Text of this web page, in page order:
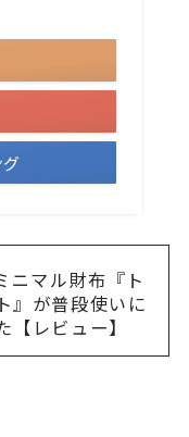
マル財布『ト
』が普段使いに
【レビュー】